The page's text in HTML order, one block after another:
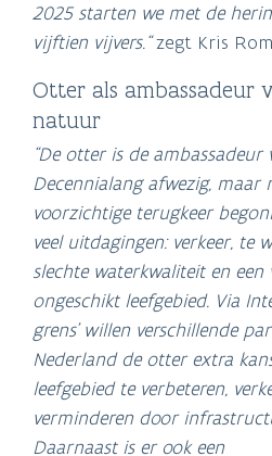
2025 starten we met de
vijftien vijvers.“zegt Kris
Otter als ambassadeur
natuur
“De otter is de
Decennialang afwezig, maar
voorzichtige terugkeer
veel uitdagingen: verkeer, te
slechte waterkwaliteit en een
ongeschikt leefgebied. Via
grens' willen verschillende
Nederland de otter extra
leefgebied te verbeteren,
verminderen door
Daarnaast is er ook een